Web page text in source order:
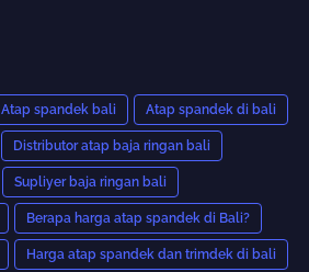
Atap spandek bali Atap spandek di bali
Distributor atap baja ringan bali
Supliyer baja ringan bali
Berapa harga atap spandek di Bali?
Harga atap spandek dan trimdek di bali